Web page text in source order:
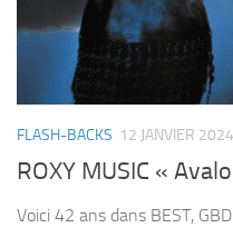
FLASH-BACKS 12 JANVIER 2024
ROXY MUSIC «
Voici 42 ans dans BEST,